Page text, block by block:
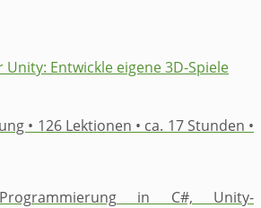
​Entwickle eigene 3D-Spiele
• 126 Lektionen • ca. 17 Stunden •
in C#, ​Unity-